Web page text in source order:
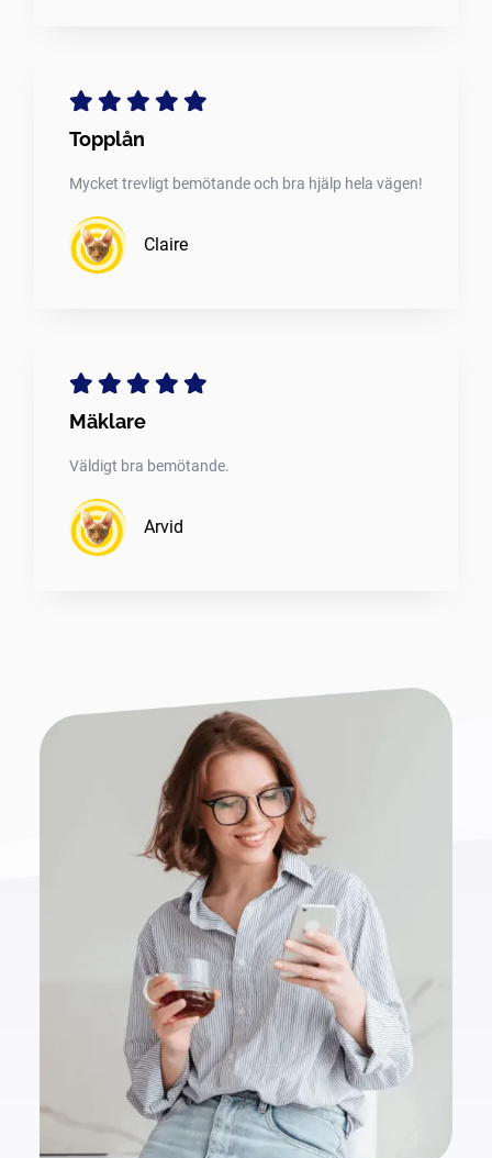
Topplån
Mycket trevligt bemötande och bra hjälp hela vägen!
Claire
Mäklare
Väldigt bra bemötande.
Arvid